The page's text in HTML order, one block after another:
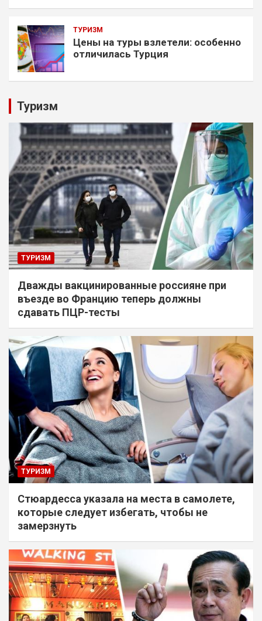
ТУРИЗМ
Цены на туры взлетели: особенно
отличилась Турция
Туризм
ТУРИЗМ
Дважды вакцинированные россияне при
въезде во Францию теперь должны
сдавать ПЦР-тесты
ТУРИЗМ
Стюардесса указала на места в самолете,
которые следует избегать, чтобы не
замерзнуть